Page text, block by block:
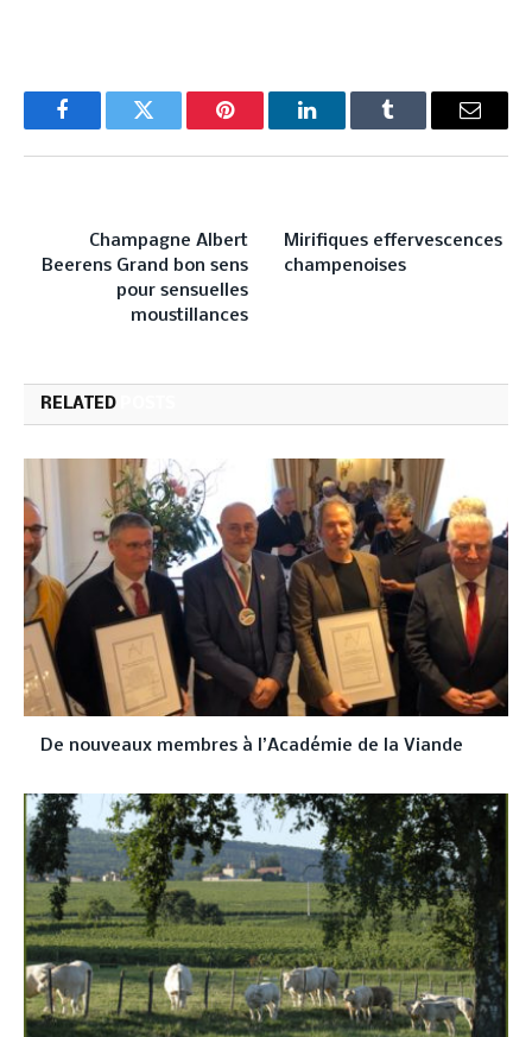
FacebookTwitter Pinterest LinkedInTumblr Email
Champagne Albert
Beerens Grand bon sens
pour sensuelles
moustillances
Mirifiques effervescences
champenoises
RELATED
De nouveaux membres à l’Académie de la Viande